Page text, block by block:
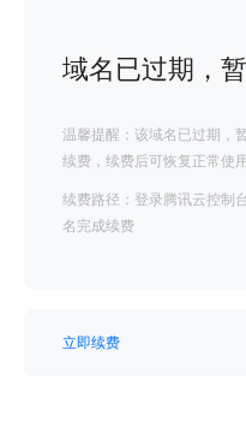
域名已过期，
温馨提醒：该域名已过期，
续费，续费后可恢复正常使
续费路径：登录腾讯云控制
名完成续费
立即续费